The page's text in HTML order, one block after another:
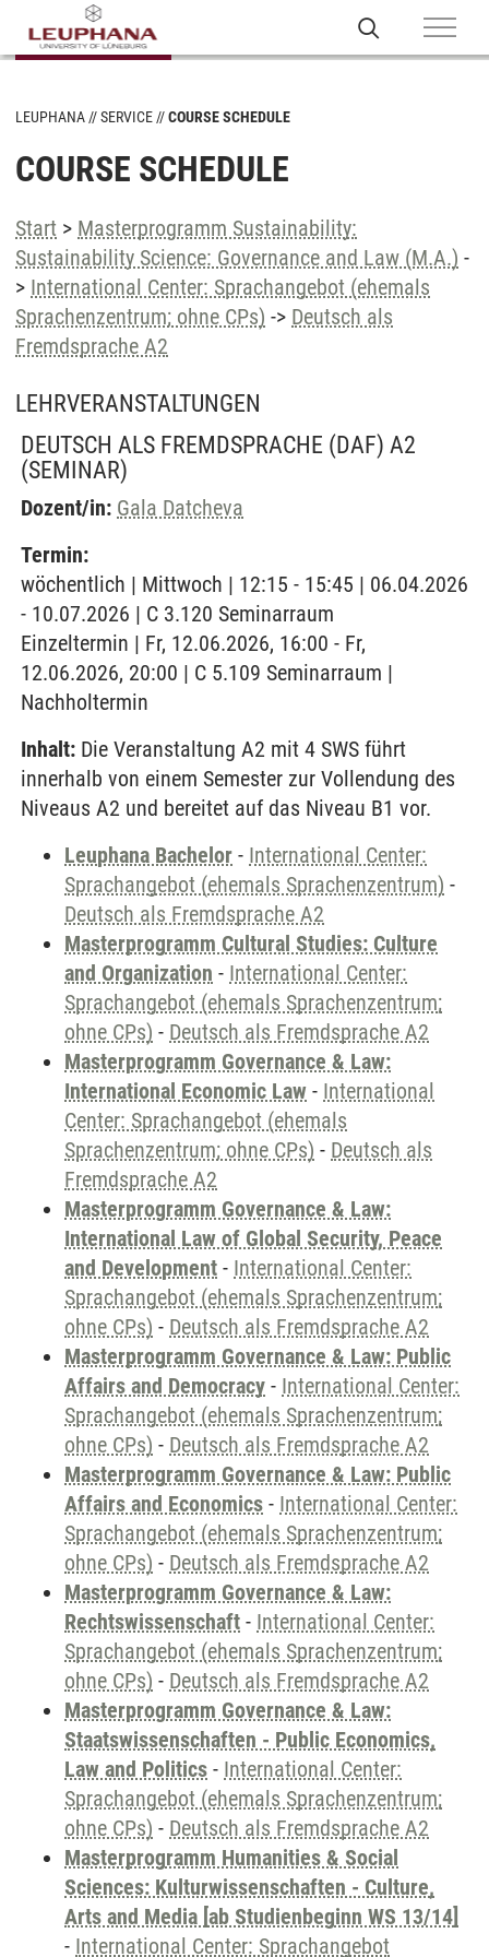
LEUPHANA SERVICE COURSE SCHEDULE
COURSE SCHEDULE
Start > Masterprogramm Sustainability:
Sustainability Science: Governance and Law (M.A.) -
> International Center: Sprachangebot (ehemals
Sprachenzentrum; ohne CPs) -> Deutsch als
Fremdsprache A2
LEHRVERANSTALTUNGEN
DEUTSCH ALS FREMDSPRACHE (DAF) A2
(SEMINAR)
Dozent/in: Gala Datcheva
Termin:
wöchentlich | Mittwoch | 12:15 - 15:45 | 06.04.2026
- 10.07.2026 | C 3.120 Seminarraum
Einzeltermin | Fr, 12.06.2026, 16:00 - Fr,
12.06.2026, 20:00 | C 5.109 Seminarraum |
Nachholtermin
Inhalt: Die Veranstaltung A2 mit 4 SWS führt
innerhalb von einem Semester zur Vollendung des
Niveaus A2 und bereitet auf das Niveau B1 vor.
Leuphana Bachelor - International Center:
Sprachangebot (ehemals Sprachenzentrum) -
Deutsch als Fremdsprache A2
Masterprogramm Cultural Studies: Culture
and Organization - International Center:
Sprachangebot (ehemals Sprachenzentrum;
ohne CPs) - Deutsch als Fremdsprache A2
Masterprogramm Governance & Law:
International Economic Law - International
Center: Sprachangebot (ehemals
Sprachenzentrum; ohne CPs) - Deutsch als
Fremdsprache A2
Masterprogramm Governance & Law:
International Law of Global Security, Peace
and Development - International Center:
Sprachangebot (ehemals Sprachenzentrum;
ohne CPs) - Deutsch als Fremdsprache A2
Masterprogramm Governance & Law: Public
Affairs and Democracy - International Center:
Sprachangebot (ehemals Sprachenzentrum;
ohne CPs) - Deutsch als Fremdsprache A2
Masterprogramm Governance & Law: Public
Affairs and Economics - International Center:
Sprachangebot (ehemals Sprachenzentrum;
ohne CPs) - Deutsch als Fremdsprache A2
Masterprogramm Governance & Law:
Rechtswissenschaft - International Center:
Sprachangebot (ehemals Sprachenzentrum;
ohne CPs) - Deutsch als Fremdsprache A2
Masterprogramm Governance & Law:
Staatswissenschaften - Public Economics,
Law and Politics - International Center:
Sprachangebot (ehemals Sprachenzentrum;
ohne CPs) - Deutsch als Fremdsprache A2
Masterprogramm Humanities & Social
Sciences: Kulturwissenschaften - Culture,
Arts and Media [ab Studienbeginn WS 13/14]
- International Center: Sprachangebot